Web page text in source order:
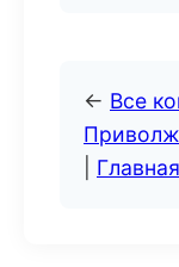
← Все